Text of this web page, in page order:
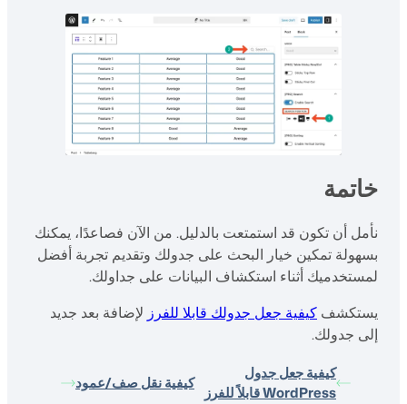
خاتمة
نأمل أن تكون قد استمتعت بالدليل. من الآن فصاعدًا، يمكنك
بسهولة تمكين خيار البحث على جدولك وتقديم تجربة أفضل
لمستخدميك أثناء استكشاف البيانات على جداولك.
يستكشف كيفية جعل جدولك قابلا للفرز لإضافة بعد جديد
إلى جدولك.
كيفية جعل جدول
WordPress قابلاً للفرز
كيفية نقل صف/عمود